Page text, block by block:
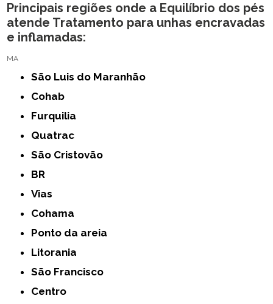
Principais regiões onde a Equilíbrio dos pés
atende Tratamento para unhas encravadas
e inflamadas:
MA
São Luis do Maranhão
Cohab
Furquilia
Quatrac
São Cristovão
BR
Vias
Cohama
Ponto da areia
Litorania
São Francisco
Centro